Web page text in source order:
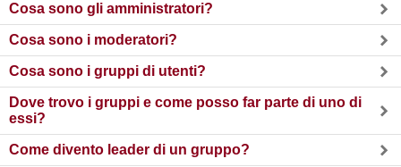
Cosa sono gli amministratori?
Cosa sono i moderatori?
Cosa sono i gruppi di utenti?
Dove trovo i gruppi e come posso far parte di uno di
essi?
Come divento leader di un gruppo?